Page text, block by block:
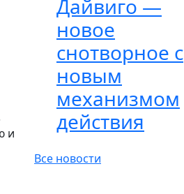
и
Дайвиго —
новое
снотворное с
новым
механизмом
действия
Все новости